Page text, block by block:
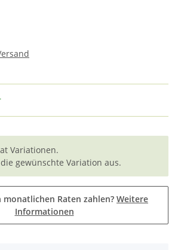
Variationen.
gewünschte Variation aus.
monatlichen Raten zahlen? Weitere
Informationen